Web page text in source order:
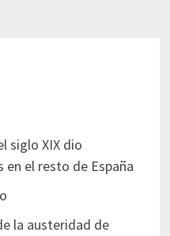
siglo XIX dio
el resto de España
la austeridad de